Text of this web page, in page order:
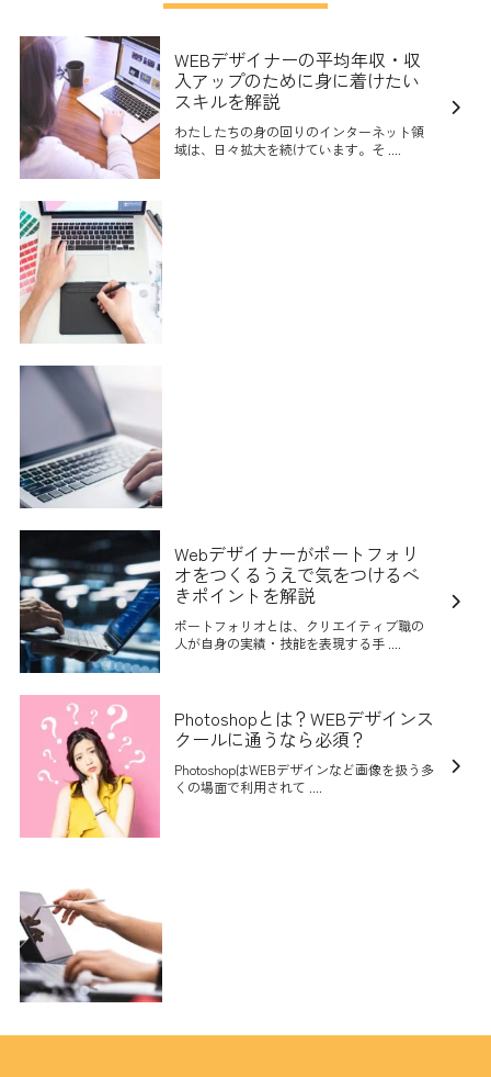
WEBデザイナーの平均年収・収
入アップのために身に着けたい
スキルを解説
わたしたちの身の回りのインターネット領
域は、日々拡大を続けています。そ ....
Webデザイナーがポートフォリ
オをつくるうえで気をつけるべ
きポイントを解説
ポートフォリオとは、クリエイティブ職の
人が自身の実績・技能を表現する手 ....
Photoshopとは？WEBデザインス
クールに通うなら必須？
PhotoshopはWEBデザインなど画像を扱う多
くの場面で利用されて ....